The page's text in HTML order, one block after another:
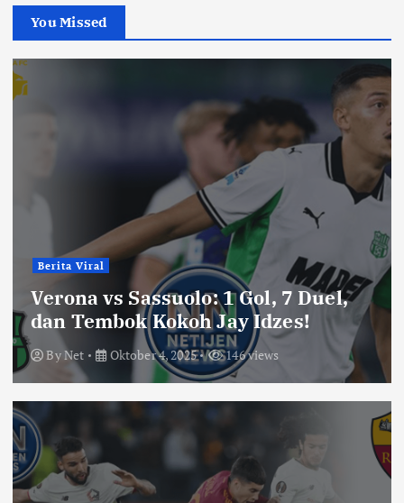
You Missed
Berita Viral
Verona vs Sassuolo: 1 Gol, 7 Duel,
dan Tembok Kokoh Jay Idzes!
ByNet Oktober 4, 2025 146 views